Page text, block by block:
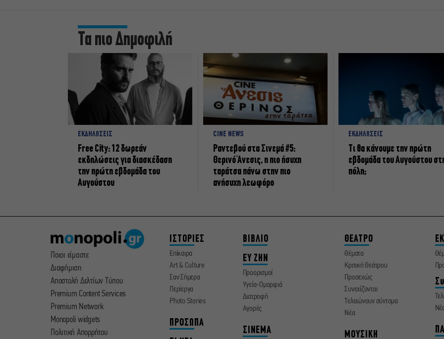
Τα πιο Δημοφιλή
ΕΚΔΗΛΩΣΕΙΣ
Free City: 12 δωρεάν
εκδηλώσεις για διασκέδαση
την πρώτη εβδομάδα του
Αυγούστου
CINE NEWS
Ραντεβού στα Σινεμά #5:
Θερινό Άνεσις, η πιο ήσυχη
ταράτσα πάνω στην πιο
ανήσυχη λεωφόρο
ΕΚΔΗΛΩΣΕΙΣ
Τι θα κάνουμε την πρώτη
εβδομάδα του Αυγούστου
πόλη;
Ποιοι είμαστε
Διαφήμιση
Αποστολή Δελτίων Τύπου
Premium Content Services
Premium Network
Monopoli widgets
Πολιτική Απορρήτου
ΙΣΤΟΡΙΕΣ
Επίκαιρα
Art & Culture
Σαν Σήμερα
Περίεργα
Photo Stories
ΠΡΟΣΩΠΑ
ΒΙΒΛΙΟ
ΕΥ ΖΗΝ
Προορισμοί
Υγεία-Ομορφιά
Διατροφή
Αγορές
ΣΙΝΕΜΑ
ΘΕΑΤΡΟ
Θέματα
Κριτική Θεάτρου
Προσεχώς
Συνεχίζονται
Τελειώνουν σύντομα
Νέα
ΜΟΥΣΙΚΗ